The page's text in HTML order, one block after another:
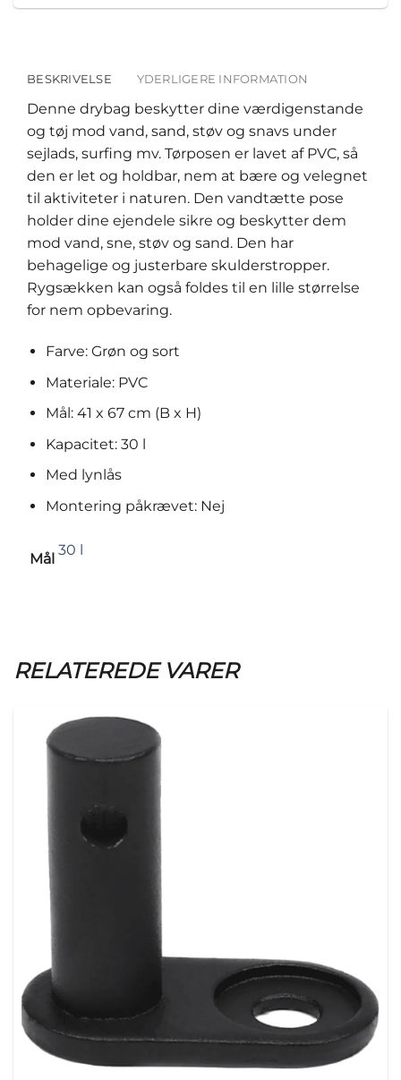
BESKRIVELSE YDERLIGERE INFORMATION
Denne drybag beskytter dine værdigenstande
og tøj mod vand, sand, støv og snavs under
sejlads, surfing mv. Tørposen er lavet af PVC, så
den er let og holdbar, nem at bære og velegnet
til aktiviteter i naturen. Den vandtætte pose
holder dine ejendele sikre og beskytter dem
mod vand, sne, støv og sand. Den har
behagelige og justerbare skulderstropper.
Rygsækken kan også foldes til en lille størrelse
for nem opbevaring.
Farve: Grøn og sort
Materiale: PVC
Mål: 41 x 67 cm (B x H)
Kapacitet: 30 l
Med lynlås
Montering påkrævet: Nej
Mål
30 l
RELATEREDE VARER